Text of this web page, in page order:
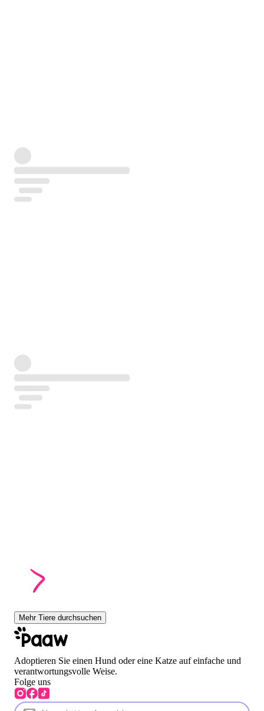
Mehr Tiere durchsuchen
Adoptieren Sie einen Hund oder eine Katze auf einfache und
verantwortungsvolle Weise.
Folge uns